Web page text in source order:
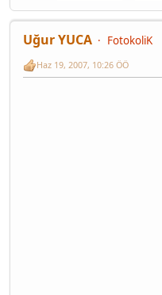
Uğur YUCA FotokoliK
Haz 19, 2007, 10:26 ÖÖ